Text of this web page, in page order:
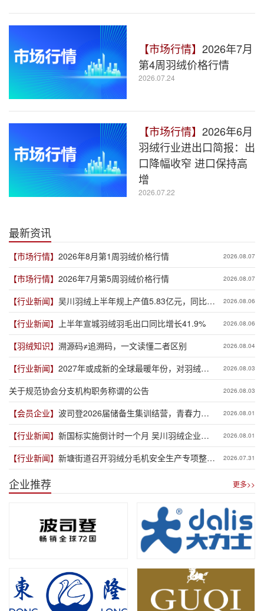
【市场行情】 2026年7月
第4周羽绒价格行情
2026.07.24
【市场行情】 2026年6月
羽绒行业进出口简报：出
口降幅收窄 进口保持高
增
2026.07.22
最新资讯
【市场行情】 2026年8月第1周羽绒价格行情 2026.08.07
【市场行情】 2026年7月第5周羽绒价格行情 2026.08.07
【行业新闻】 吴川羽绒上半年规上产值5.83亿元，同比增
长19.3%
2026.08.06
【行业新闻】 上半年宣城羽绒羽毛出口同比增长41.9% 2026.08.06
【羽绒知识】 溯源码≠追溯码，一文读懂二者区别 2026.08.04
【行业新闻】 2027年或成新的全球最暖年份，对羽绒产
业有何影响？
2026.08.03
关于规范协会分支机构职务称谓的公告 2026.08.03
【会员企业】 波司登2026届储备生集训结营，青春力量
赋能品牌新程
2026.08.01
【行业新闻】 新国标实施倒计时一个月 吴川羽绒企业集
体“抢跑”新规
2026.08.01
【行业新闻】 新塘街道召开羽绒分毛机安全生产专项整治
推进会
2026.07.31
企业推荐 更多>>